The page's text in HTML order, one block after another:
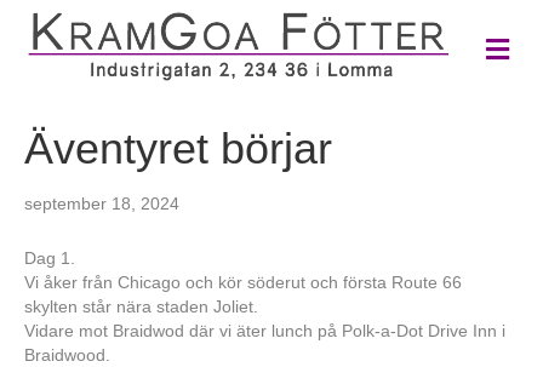
M
e
Äventyret börjar
september 18, 2024
Dag 1.
Vi åker från Chicago och kör söderut och första Route 66
skylten står nära staden Joliet.
Vidare mot Braidwod där vi äter lunch på Polk-a-Dot Drive Inn i
Braidwood.